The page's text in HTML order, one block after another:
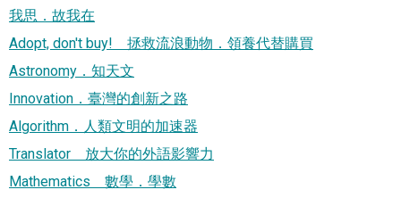
我思．故我在
Adopt, don't buy! 拯救流浪動物．領養代替購買
Astronomy．知天文
Innovation．臺灣的創新之路
Algorithm．人類文明的加速器
Translator 放大你的外語影響力
Mathematics 數學．學數